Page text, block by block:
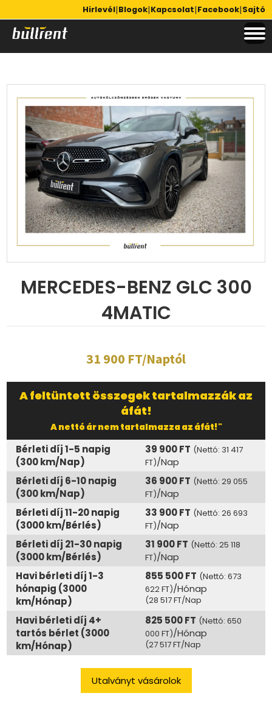
Hirlevél|Blogok|Kapcsolat|Facebook|Sajtó
MERCEDES-BENZ GLC 300
4MATIC
31 900 FT/Naptól
A feltüntett összegek tartalmazzák az
áfát!
A nettó ár nem tartalmazza az áfát!"
Bérleti díj 1-5 napig
(300 km/Nap)
39 900 FT (Nettó: 31 417
FT)/Nap
Bérleti díj 6-10 napig
(300 km/Nap)
36 900 FT (Nettó: 29 055
FT)/Nap
Bérleti díj 11-20 napig
(3000 km/Bérlés)
33 900 FT (Nettó: 26 693
FT)/Nap
Bérleti díj 21-30 napig
(3000 km/Bérlés)
31 900 FT (Nettó: 25 118
FT)/Nap
Havi bérleti díj 1-3
hónapig (3000
km/Hónap)
855 500 FT (Nettó: 673
622 FT)/Hónap
(28 517 FT/Nap
Havi bérleti díj 4+
tartós bérlet (3000
km/Hónap)
825 500 FT (Nettó: 650
000 FT)/Hónap
(27 517 FT/Nap
Utalványt vásárolok